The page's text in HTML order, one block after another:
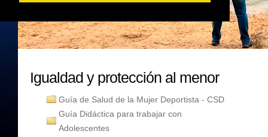
Igualdad y protección al menor
Guía de Salud de la Mujer Deportista - CSD
Guía Didáctica para trabajar con
Adolescentes